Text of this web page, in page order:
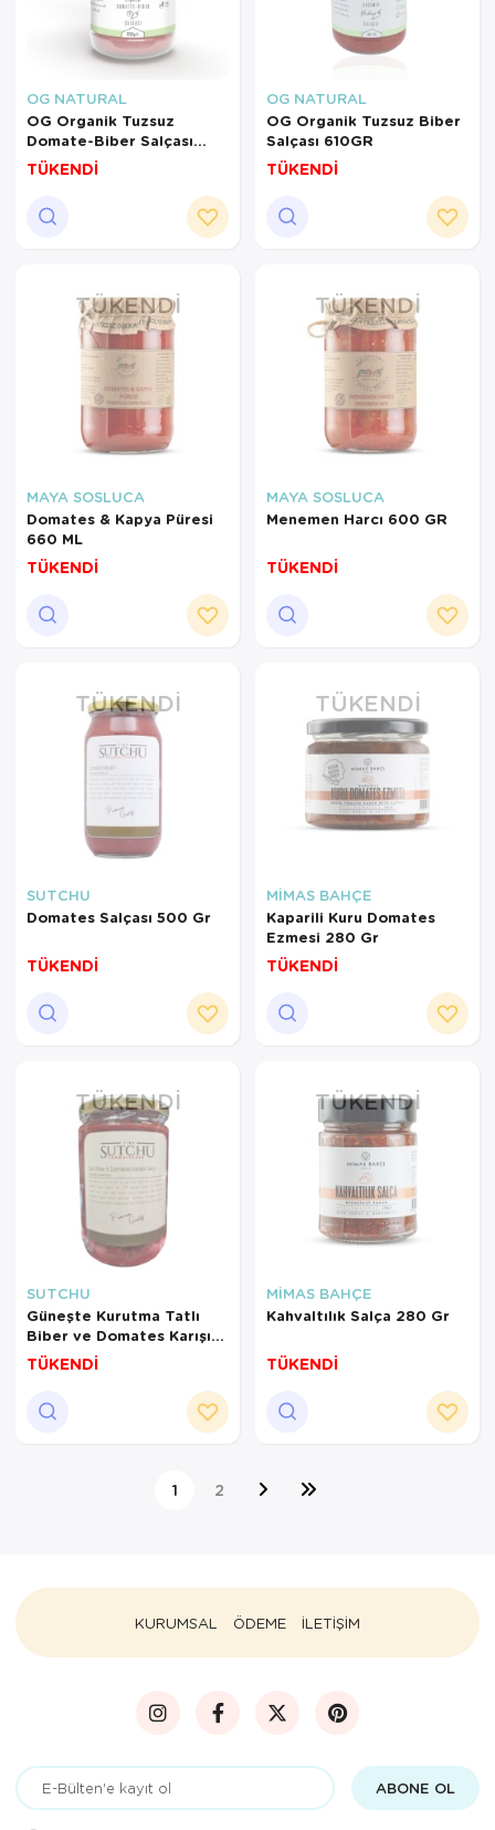
OG NATURAL
OG Organik Tuzsuz
Domate-Biber Salçası
650GR
TÜKENDİ
OG NATURAL
OG Organik Tuzsuz Biber
Salçası 610GR
TÜKENDİ
TÜKENDI
MAYA SOSLUCA
Domates & Kapya Püresi
660 ML
TÜKENDİ
TÜKENDI
MAYA SOSLUCA
Menemen Harcı 600 GR
TÜKENDİ
TÜKENDI
SUTCHU
Domates Salçası 500 Gr
TÜKENDİ
TÜKENDI
MİMAS BAHÇE
Kaparili Kuru Domates
Ezmesi 280 Gr
TÜKENDİ
TÜKENDI
SUTCHU
Güneşte Kurutma Tatlı
Biber ve Domates Karışık
Biber Salçası 500 Gr
TÜKENDİ
TÜKENDI
MİMAS BAHÇE
Kahvaltılık Salça 280 Gr
TÜKENDİ
1 2
KURUMSAL ÖDEME İLETİŞİM
ABONE OL